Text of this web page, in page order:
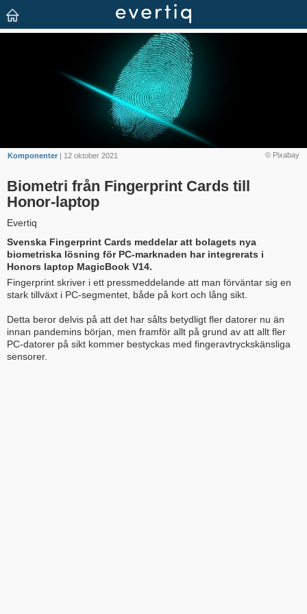
© Pixabay
Komponenter | 12 oktober 2021
Biometri från Fingerprint Cards till
Honor-laptop
Evertiq
Svenska Fingerprint Cards meddelar att bolagets nya
biometriska lösning för PC-marknaden har integrerats i
Honors laptop MagicBook V14.
Fingerprint skriver i ett pressmeddelande att man förväntar sig en
stark tillväxt i PC-segmentet, både på kort och lång sikt.
Detta beror delvis på att det har sålts betydligt fler datorer nu än
innan pandemins början, men framför allt på grund av att allt fler
PC-datorer på sikt kommer bestyckas med fingeravtryckskänsliga
sensorer.